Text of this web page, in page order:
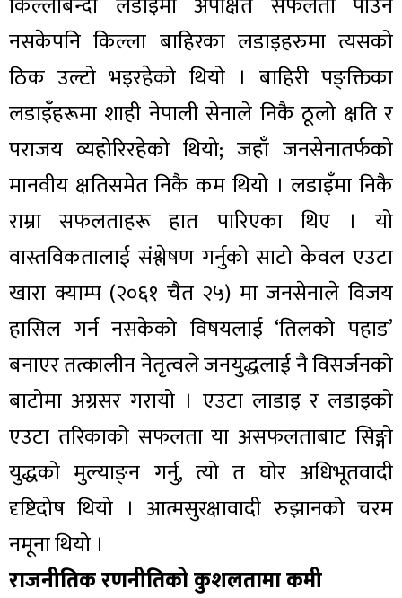
नसकेपनि किल्ला बाहिरका लडाइहरुमा त्यसको
ठिक उल्टो भइरहेको थियो । बाहिरी पङ्क्तिका
लडाइँहरूमा शाही नेपाली सेनाले निकै ठूलो क्षति र
पराजय व्यहोरिरहेको थियो; जहाँ जनसेनातर्फको
मानवीय क्षतिसमेत निकै कम थियो । लडाइँमा निकै
राम्रा सफलताहरू हात पारिएका थिए । यो
वास्तविकतालाई संश्लेषण गर्नुको साटो केवल एउटा
खारा क्याम्प (२०६१ चैत २५) मा जनसेनाले विजय
हासिल गर्न नसकेको विषयलाई ‘तिलको पहाड’
बनाएर तत्कालीन नेतृत्वले जनयुद्धलाई नै विसर्जनको
बाटोमा अग्रसर गरायो । एउटा लाडाइ र लडाइको
एउटा तरिकाको सफलता या असफलताबाट सिङ्गो
युद्धको मुल्याङ्न गर्नु, त्यो त घोर अधिभूतवादी
दृष्टिदोष थियो । आत्मसुरक्षावादी रुझानको चरम
नमूना थियो ।
राजनीतिक रणनीतिको कुशलतामा कमी